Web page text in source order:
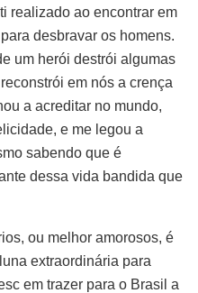
realizado ao encontrar em
desbravar os homens.
um herói destrói algumas
em nós a crença
a acreditar no mundo,
e me legou a
sabendo que é
dessa vida bandida que
ou melhor amorosos, é
extraordinária para
em trazer para o Brasil a